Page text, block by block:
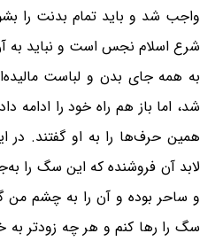
واجب شد و باید تمام بدنت را
شرع اسلام نجس است و نباید به
به همه جای بدن و لباست
شد، اما باز هم راه خود را
همین حرف‌ها را به او گفتند.
لابد آن فروشنده که این سگ را
و ساحر بوده و آن را به چشم من
سگ را رها کنم و هر چه زودتر